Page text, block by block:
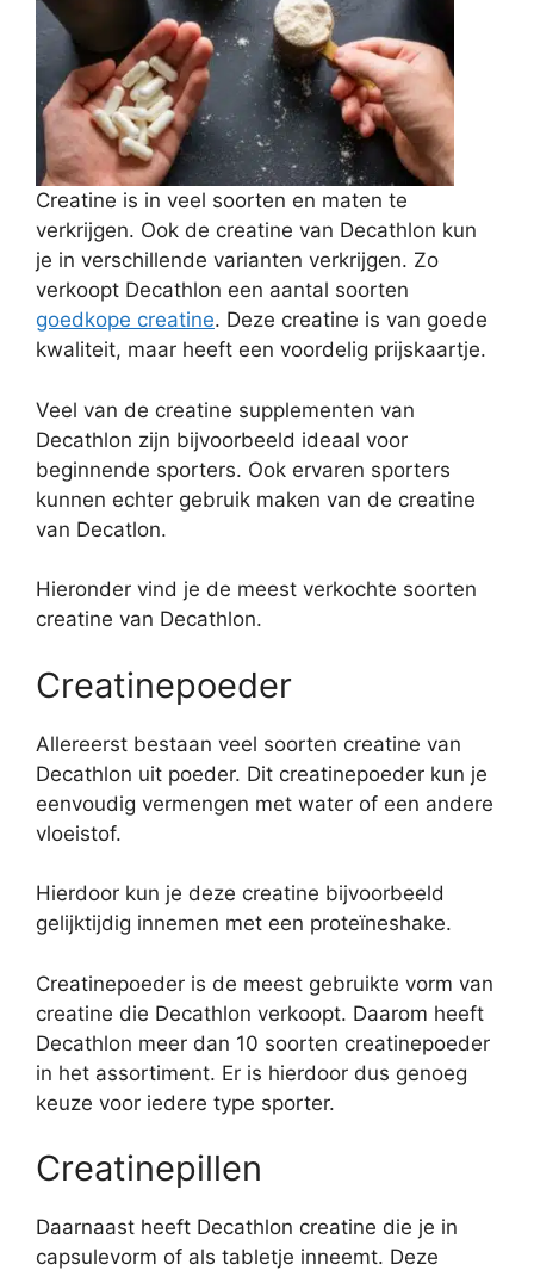
Creatine is in veel soorten en maten te
verkrijgen. Ook de creatine van Decathlon kun
je in verschillende varianten verkrijgen. Zo
verkoopt Decathlon een aantal soorten
goedkope creatine. Deze creatine is van goede
kwaliteit, maar heeft een voordelig prijskaartje.
Veel van de creatine supplementen van
Decathlon zijn bijvoorbeeld ideaal voor
beginnende sporters. Ook ervaren sporters
kunnen echter gebruik maken van de creatine
van Decatlon.
Hieronder vind je de meest verkochte soorten
creatine van Decathlon.
Creatinepoeder
Allereerst bestaan veel soorten creatine van
Decathlon uit poeder. Dit creatinepoeder kun je
eenvoudig vermengen met water of een andere
vloeistof.
Hierdoor kun je deze creatine bijvoorbeeld
gelijktijdig innemen met een proteïneshake.
Creatinepoeder is de meest gebruikte vorm van
creatine die Decathlon verkoopt. Daarom heeft
Decathlon meer dan 10 soorten creatinepoeder
in het assortiment. Er is hierdoor dus genoeg
keuze voor iedere type sporter.
Creatinepillen
Daarnaast heeft Decathlon creatine die je in
capsulevorm of als tabletje inneemt. Deze